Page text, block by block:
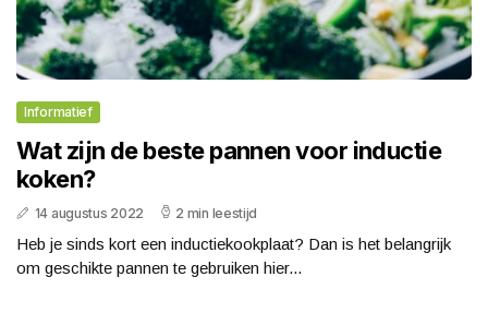
Informatief
Wat zijn de beste pannen voor inductie
koken?
14 augustus 2022 2 min leestijd
Heb je sinds kort een inductiekookplaat? Dan is het belangrijk
om geschikte pannen te gebruiken hier...